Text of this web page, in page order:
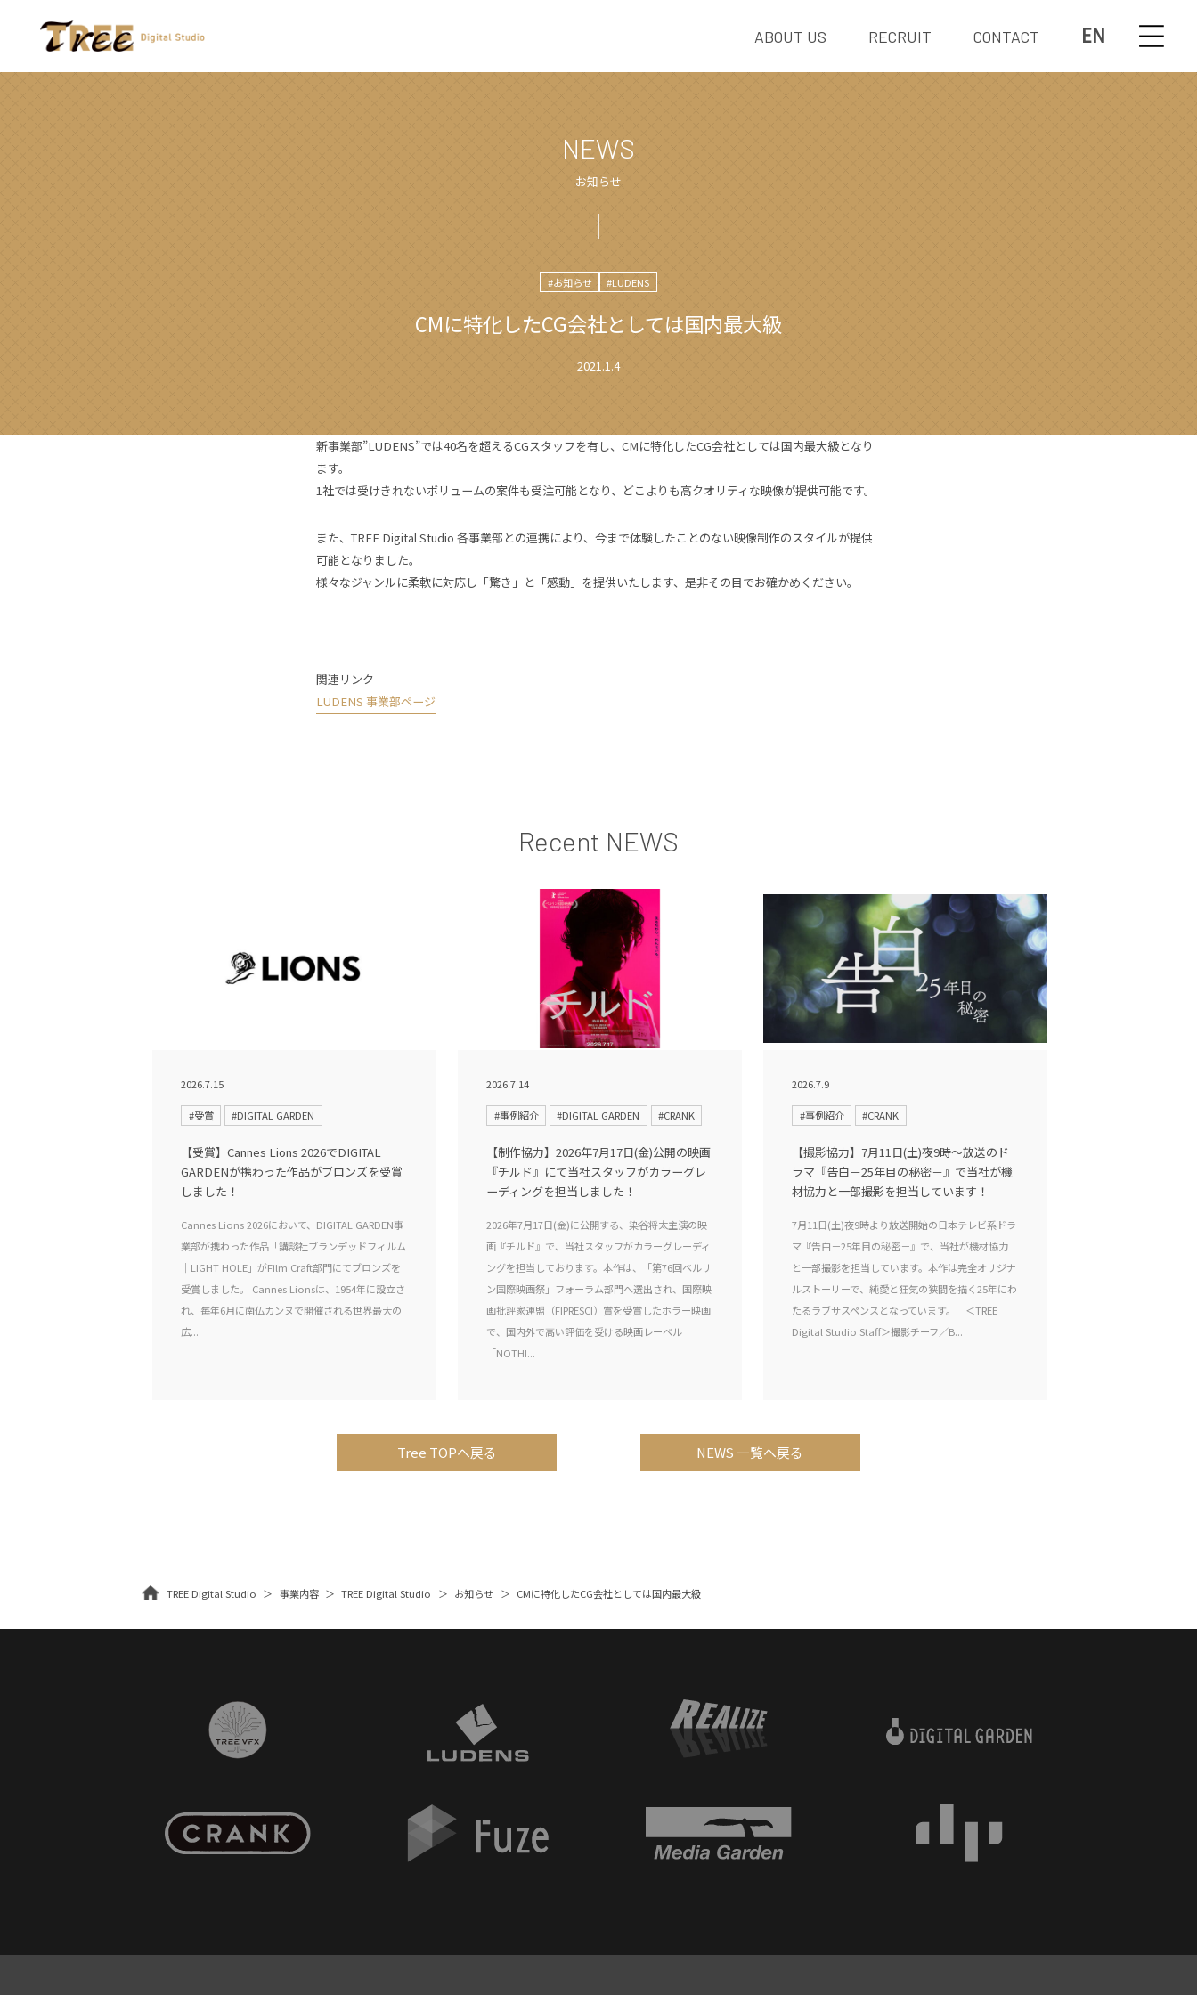
EN
ABOUT US RECRUIT CONTACT
NEWS
お知らせ
#お知らせ #LUDENS
CMに特化したCG会社としては国内最大級
2021.1.4
新事業部”LUDENS”では40名を超えるCGスタッフを有し、CMに特化したCG会社としては国内最大級となり
ます。
1社では受けきれないボリュームの案件も受注可能となり、どこよりも高クオリティな映像が提供可能です。
また、TREE Digital Studio 各事業部との連携により、今まで体験したことのない映像制作のスタイルが提供
可能となりました。
様々なジャンルに柔軟に対応し「驚き」と「感動」を提供いたします、是非その目でお確かめください。
関連リンク
LUDENS 事業部ページ
Recent NEWS
2026.7.15
#受賞 #DIGITAL GARDEN
【受賞】Cannes Lions 2026でDIGITAL
GARDENが携わった作品がブロンズを受賞
しました！
Cannes Lions 2026において、DIGITAL GARDEN事
業部が携わった作品「講談社ブランデッドフィルム
｜LIGHT HOLE」がFilm Craft部門にてブロンズを
受賞しました。 Cannes Lionsは、1954年に設立さ
れ、毎年6月に南仏カンヌで開催される世界最大の
広...
2026.7.14
#事例紹介 #DIGITAL GARDEN #CRANK
【制作協力】2026年7月17日(金)公開の映画
『チルド』にて当社スタッフがカラーグレ
ーディングを担当しました！
2026年7月17日(金)に公開する、染谷将太主演の映
画『チルド』で、当社スタッフがカラーグレーディ
ングを担当しております。本作は、「第76回ベルリ
ン国際映画祭」フォーラム部門へ選出され、国際映
画批評家連盟（FIPRESCI）賞を受賞したホラー映画
で、国内外で高い評価を受ける映画レーベル
「NOTHI...
2026.7.9
#事例紹介 #CRANK
【撮影協力】7月11日(土)夜9時〜放送のド
ラマ『告白－25年目の秘密－』で当社が機
材協力と一部撮影を担当しています！
7月11日(土)夜9時より放送開始の日本テレビ系ドラ
マ『告白－25年目の秘密－』で、当社が機材協力
と一部撮影を担当しています。本作は完全オリジナ
ルストーリーで、純愛と狂気の狭間を描く25年にわ
たるラブサスペンスとなっています。 ＜TREE
Digital Studio Staff＞撮影チーフ／B...
Tree TOPへ戻る NEWS 一覧へ戻る
TREE Digital Studio 事業内容 TREE Digital Studio お知らせ CMに特化したCG会社としては国内最大級